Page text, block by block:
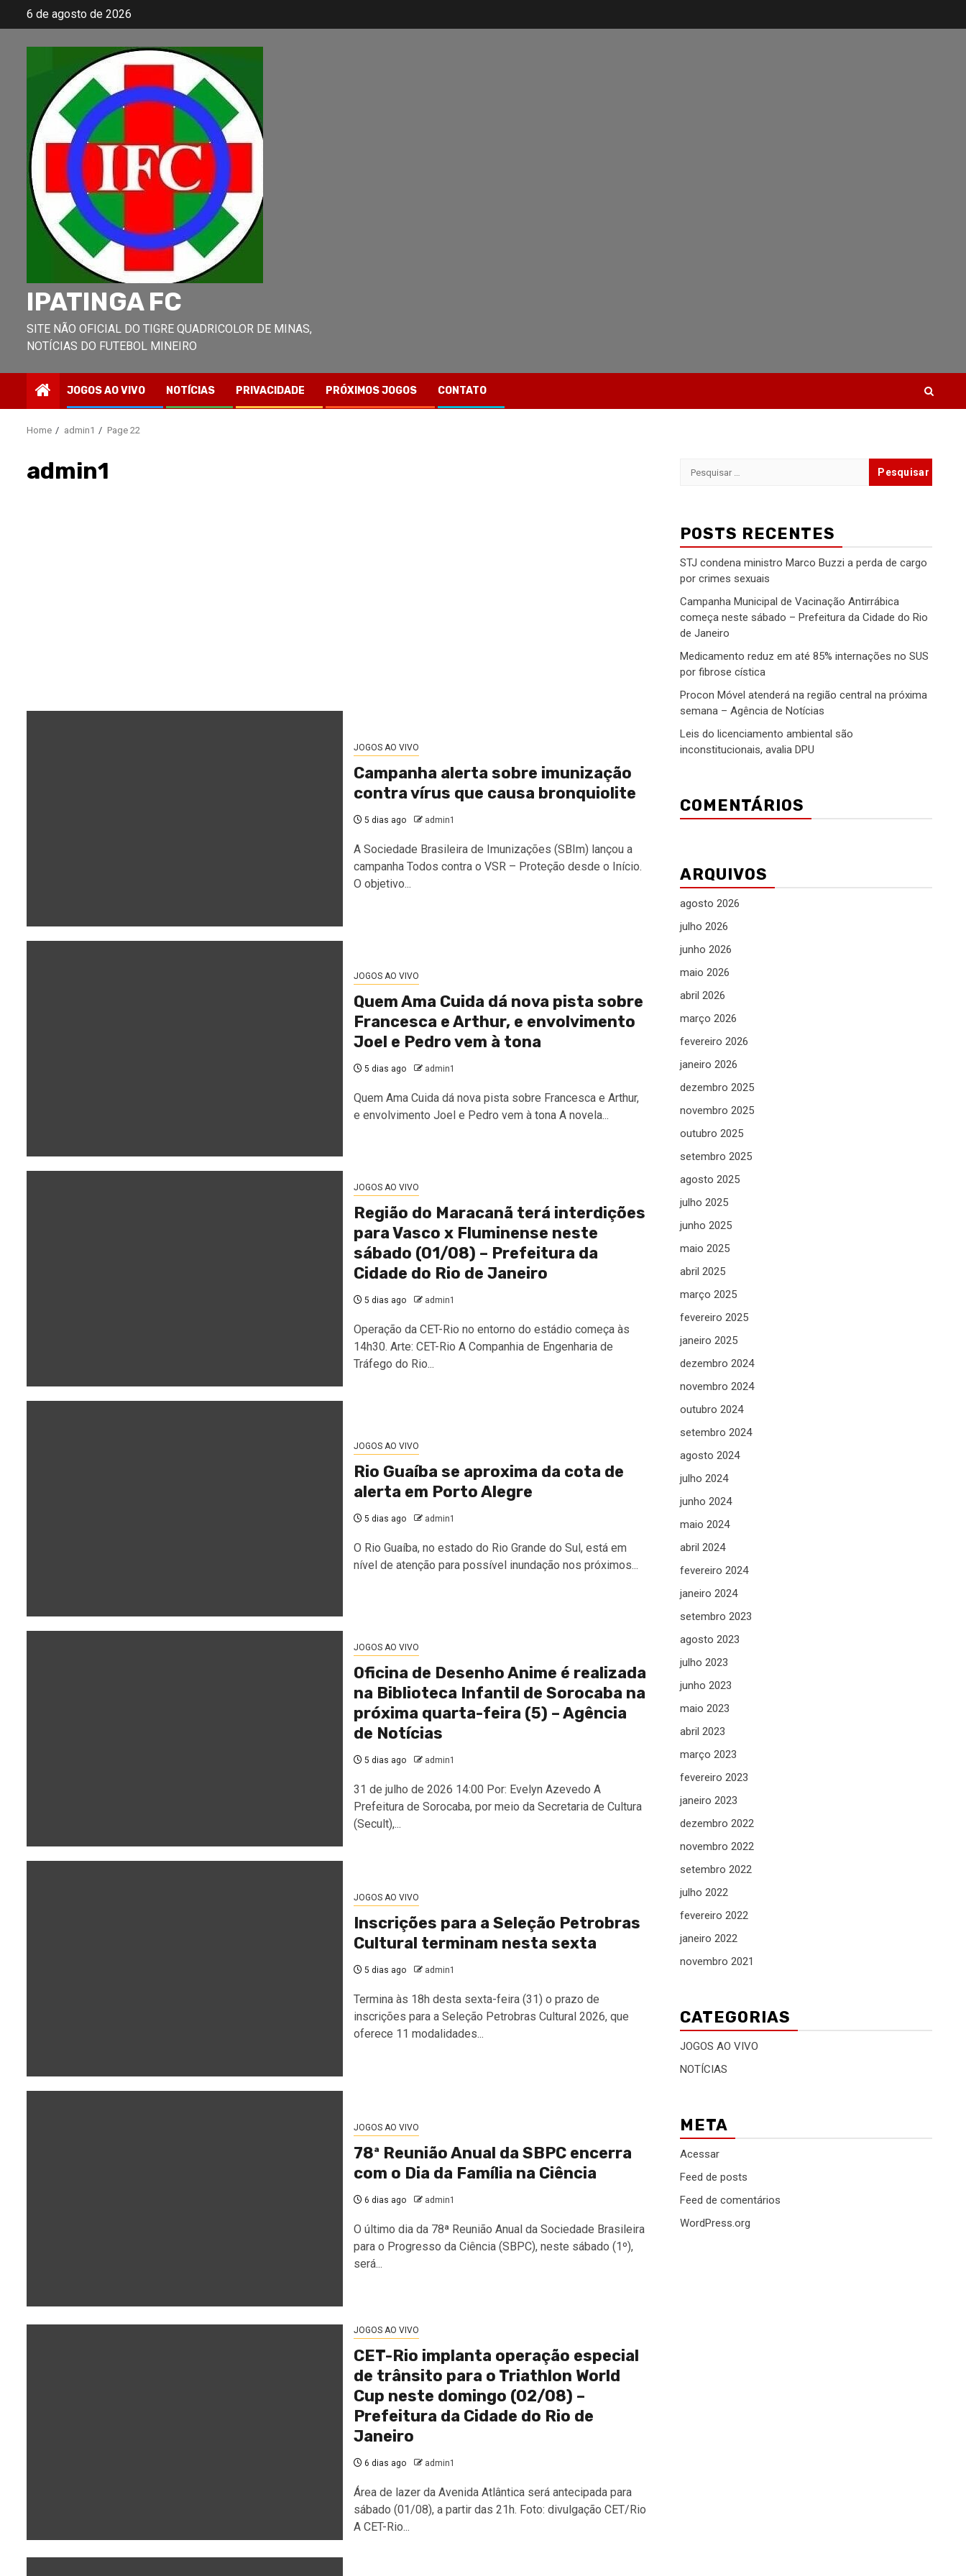
6 de agosto de 2026
IPATINGA FC
SITE NÃO OFICIAL DO TIGRE QUADRICOLOR DE MINAS,
NOTÍCIAS DO FUTEBOL MINEIRO
JOGOS AO VIVO NOTÍCIAS PRIVACIDADE PRÓXIMOS JOGOS CONTATO
Home admin1 Page 22
admin1
JOGOS AO VIVO
Campanha alerta sobre imunização
contra vírus que causa bronquiolite
5 dias ago admin1
A Sociedade Brasileira de Imunizações (SBIm) lançou a
campanha Todos contra o VSR – Proteção desde o Início.
O objetivo...
JOGOS AO VIVO
Quem Ama Cuida dá nova pista sobre
Francesca e Arthur, e envolvimento
Joel e Pedro vem à tona
5 dias ago admin1
Quem Ama Cuida dá nova pista sobre Francesca e Arthur,
e envolvimento Joel e Pedro vem à tona A novela...
JOGOS AO VIVO
Região do Maracanã terá interdições
para Vasco x Fluminense neste
sábado (01/08) – Prefeitura da
Cidade do Rio de Janeiro
5 dias ago admin1
Operação da CET-Rio no entorno do estádio começa às
14h30. Arte: CET-Rio A Companhia de Engenharia de
Tráfego do Rio...
JOGOS AO VIVO
Rio Guaíba se aproxima da cota de
alerta em Porto Alegre
5 dias ago admin1
O Rio Guaíba, no estado do Rio Grande do Sul, está em
nível de atenção para possível inundação nos próximos...
JOGOS AO VIVO
Oficina de Desenho Anime é realizada
na Biblioteca Infantil de Sorocaba na
próxima quarta-feira (5) – Agência
de Notícias
5 dias ago admin1
31 de julho de 2026 14:00 Por: Evelyn Azevedo A
Prefeitura de Sorocaba, por meio da Secretaria de Cultura
(Secult),...
JOGOS AO VIVO
Inscrições para a Seleção Petrobras
Cultural terminam nesta sexta
5 dias ago admin1
Termina às 18h desta sexta-feira (31) o prazo de
inscrições para a Seleção Petrobras Cultural 2026, que
oferece 11 modalidades...
JOGOS AO VIVO
78ª Reunião Anual da SBPC encerra
com o Dia da Família na Ciência
6 dias ago admin1
O último dia da 78ª Reunião Anual da Sociedade Brasileira
para o Progresso da Ciência (SBPC), neste sábado (1º),
será...
JOGOS AO VIVO
CET-Rio implanta operação especial
de trânsito para o Triathlon World
Cup neste domingo (02/08) –
Prefeitura da Cidade do Rio de
Janeiro
6 dias ago admin1
Área de lazer da Avenida Atlântica será antecipada para
sábado (01/08), a partir das 21h. Foto: divulgação CET/Rio
A CET-Rio...
Pesquisar
POSTS RECENTES
STJ condena ministro Marco Buzzi a perda de cargo
por crimes sexuais
Campanha Municipal de Vacinação Antirrábica
começa neste sábado – Prefeitura da Cidade do Rio
de Janeiro
Medicamento reduz em até 85% internações no SUS
por fibrose cística
Procon Móvel atenderá na região central na próxima
semana – Agência de Notícias
Leis do licenciamento ambiental são
inconstitucionais, avalia DPU
COMENTÁRIOS
ARQUIVOS
agosto 2026
julho 2026
junho 2026
maio 2026
abril 2026
março 2026
fevereiro 2026
janeiro 2026
dezembro 2025
novembro 2025
outubro 2025
setembro 2025
agosto 2025
julho 2025
junho 2025
maio 2025
abril 2025
março 2025
fevereiro 2025
janeiro 2025
dezembro 2024
novembro 2024
outubro 2024
setembro 2024
agosto 2024
julho 2024
junho 2024
maio 2024
abril 2024
fevereiro 2024
janeiro 2024
setembro 2023
agosto 2023
julho 2023
junho 2023
maio 2023
abril 2023
março 2023
fevereiro 2023
janeiro 2023
dezembro 2022
novembro 2022
setembro 2022
julho 2022
fevereiro 2022
janeiro 2022
novembro 2021
CATEGORIAS
JOGOS AO VIVO
NOTÍCIAS
META
Acessar
Feed de posts
Feed de comentários
WordPress.org